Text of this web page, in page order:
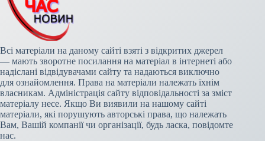
Всі матеріали на даному сайті взяті з відкритих джерел
— мають зворотне посилання на матеріал в інтернеті або
надіслані відвідувачами сайту та надаються виключно
для ознайомлення. Права на матеріали належать їхнім
власникам. Адміністрація сайту відповідальності за зміст
матеріалу несе. Якщо Ви виявили на нашому сайті
матеріали, які порушують авторські права, що належать
Вам, Вашій компанії чи організації, будь ласка, повідомте
нас.